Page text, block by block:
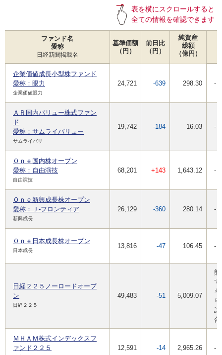
表を横にスクロールすると
全ての情報を確認できます
ファンド名
愛称
日経新聞掲載名
基準価額
（円）
前日比
（円）
純資産
総額
（億円）
企業価値成長小型株ファンド
愛称：眼力
企業価値眼力
24,721 -639 298.30 -
ＡＲ国内バリュー株式ファン
ド
愛称：サムライバリュー
サムライバリ
19,742 -184 16.03 -
Ｏｎｅ国内株オープン
愛称：自由演技
自由演技
68,201 +143 1,643.12 -
Ｏｎｅ新興成長株オープン
愛称：Ｊ-フロンティア
新興成長
26,129 -360 280.14 -
Ｏｎｅ日本成長株オープン
日本成長
13,816 -47 106.45 -
日経２２５ノーロードオープ
ン
日経２２５
49,483 -51 5,009.07
て
詳
合
ＭＨＡＭ株式インデックスフ
ァンド２２５
12,591 -14 2,965.26 -